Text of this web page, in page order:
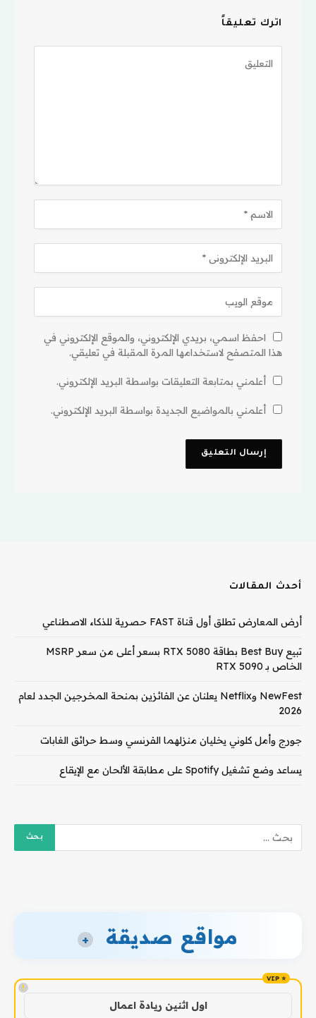
اترك تعليقاً
احفظ اسمي، بريدي الإلكتروني، والموقع الإلكتروني في
هذا المتصفح لاستخدامها المرة المقبلة في تعليقي.
أعلمني بمتابعة التعليقات بواسطة البريد الإلكتروني.
أعلمني بالمواضيع الجديدة بواسطة البريد الإلكتروني.
أحدث المقالات
أرض المعارض تطلق أول قناة FAST حصرية للذكاء الاصطناعي
تبيع Best Buy بطاقة RTX 5080 بسعر أعلى من سعر MSRP
الخاص بـ RTX 5090
NewFest وNetflix يعلنان عن الفائزين بمنحة المخرجين الجدد لعام
2026
جورج وأمل كلوني يخليان منزلهما الفرنسي وسط حرائق الغابات
يساعد وضع تشغيل Spotify على مطابقة الألحان مع الإيقاع
مواقع صديقة +
!
اول اثنين ريادة اعمال